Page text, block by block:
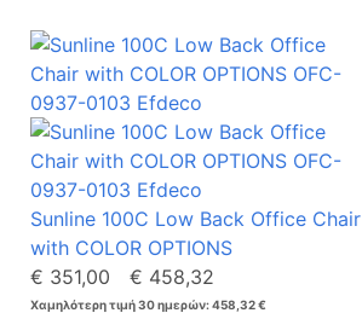
Sunline 100C Low Back Office Chair
with COLOR OPTIONS
€ 351,00
€ 458,32
Χαμηλότερη τιμή 30 ημερών: 458,32 €